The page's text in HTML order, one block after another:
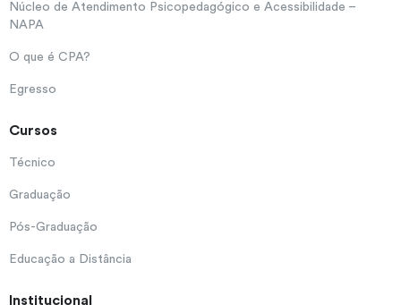
Núcleo de Atendimento Psicopedagógico e Acessibilidade –
NAPA
O que é CPA?
Egresso
Cursos
Técnico
Graduação
Pós-Graduação
Educação a Distância
Institucional